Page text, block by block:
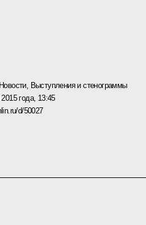
Новости, Выступления и стенограммы
года, 13:45
d/50027